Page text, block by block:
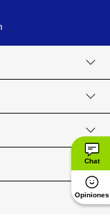
Chat
Opiniones